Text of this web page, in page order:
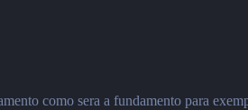
como sera a fundamento para